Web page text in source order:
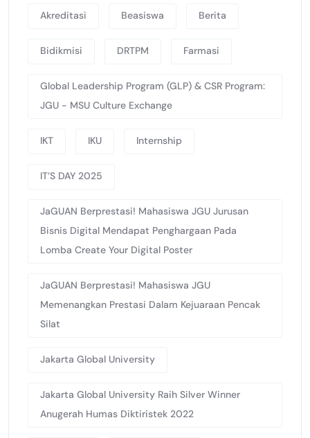
Akreditasi Beasiswa Berita
Bidikmisi DRTPM Farmasi
Global Leadership Program (GLP) & CSR Program:
JGU - MSU Culture Exchange
IKT IKU Internship
IT’S DAY 2025
JaGUAN Berprestasi! Mahasiswa JGU Jurusan
Bisnis Digital Mendapat Penghargaan Pada
Lomba Create Your Digital Poster
JaGUAN Berprestasi! Mahasiswa JGU
Memenangkan Prestasi Dalam Kejuaraan Pencak
Silat
Jakarta Global University
Jakarta Global University Raih Silver Winner
Anugerah Humas Diktiristek 2022